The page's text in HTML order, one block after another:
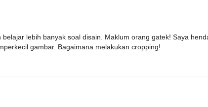
lebih banyak soal disain. Maklum orang gatek! Saya
gambar. Bagaimana melakukan cropping!